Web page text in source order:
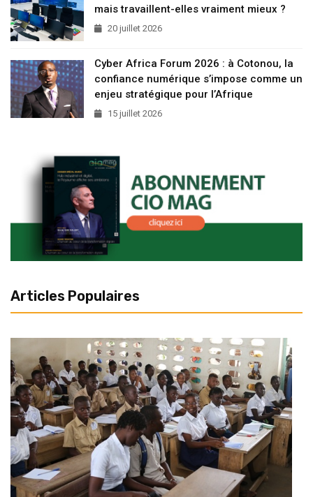
mais travaillent-elles vraiment mieux ?
20 juillet 2026
Cyber Africa Forum 2026 : à Cotonou, la
confiance numérique s’impose comme un
enjeu stratégique pour l’Afrique
15 juillet 2026
Articles Populaires